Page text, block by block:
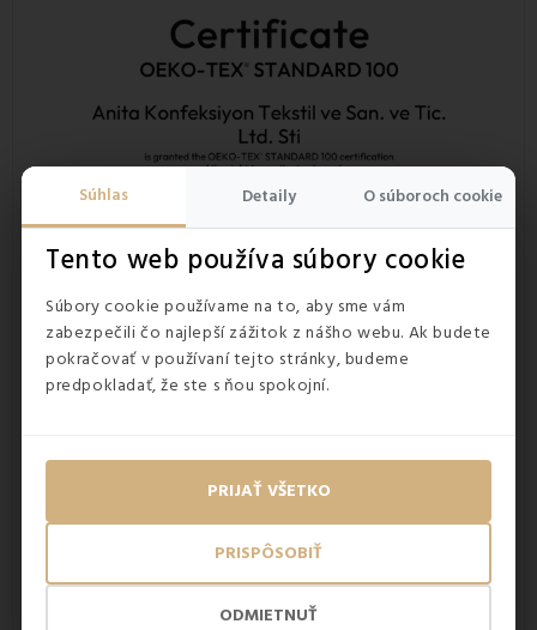
Súhlas Detaily O súboroch cookie
Tento web používa súbory cookie
Súbory cookie používame na to, aby sme vám
zabezpečili čo najlepší zážitok z nášho webu. Ak budete
pokračovať v používaní tejto stránky, budeme
predpokladať, že ste s ňou spokojní.
ODMIETNUŤ
PRISPÔSOBIŤ
PRIJAŤ VŠETKO
Čo to znamená pre vás?